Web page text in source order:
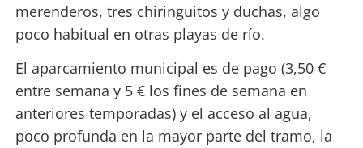
merenderos, tres chiringuitos y duchas, algo
poco habitual en otras playas de río.
El aparcamiento municipal es de pago (3,50 €
entre semana y 5 € los fines de semana en
anteriores temporadas) y el acceso al agua,
poco profunda en la mayor parte del tramo, la